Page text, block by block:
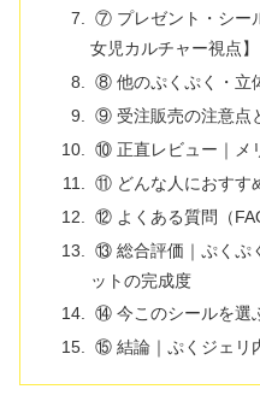
⑦ プレゼント・シー
女児カルチャー視点】
⑧ 他のぷくぷく・立
⑨ 受注販売の注意点
⑩ 正直レビュー｜メ
⑪ どんな人におすす
⑫ よくある質問（
⑬ 総合評価｜ぷくぷ
ットの完成度
⑭ 今このシールを選
⑮ 結論｜ぷくジェリ